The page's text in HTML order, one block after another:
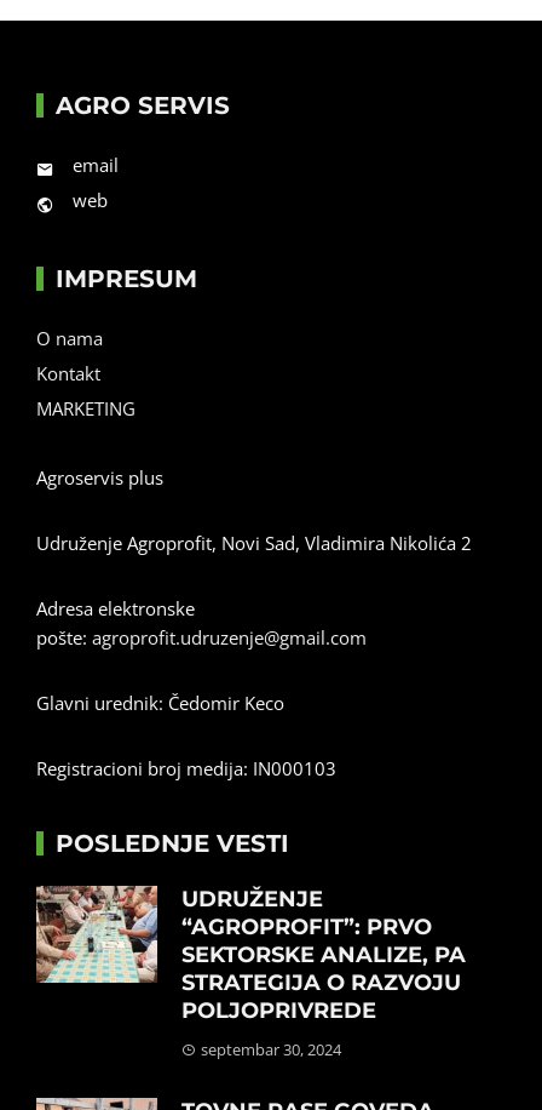
AGRO SERVIS
email
web
IMPRESUM
O nama
Kontakt
MARKETING
Agroservis plus
Udruženje Agroprofit, Novi Sad, Vladimira Nikolića 2
Adresa elektronske
pošte: agroprofit.udruzenje@gmail.com
Glavni urednik: Čedomir Keco
Registracioni broj medija: IN000103
POSLEDNJE VESTI
UDRUŽENJE
“AGROPROFIT”: PRVO
SEKTORSKE ANALIZE, PA
STRATEGIJA O RAZVOJU
POLJOPRIVREDE
septembar 30, 2024